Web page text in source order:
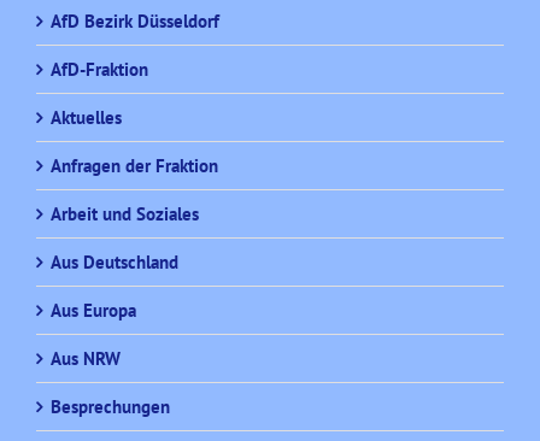
AfD Bezirk Düsseldorf
AfD-Fraktion
Aktuelles
Anfragen der Fraktion
Arbeit und Soziales
Aus Deutschland
Aus Europa
Aus NRW
Besprechungen